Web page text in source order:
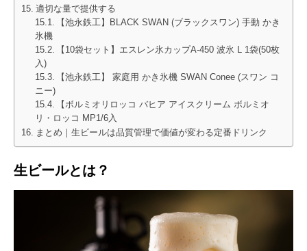
適切な量で提供する
【池永鉄工】BLACK SWAN (ブラックスワン) 手動 かき
氷機
【10袋セット】エスレン氷カップA-450 波氷 L 1袋(50枚
入)
【池永鉄工】 家庭用 かき氷機 SWAN Conee (スワン コ
ニー)
【ボルミオリロッコ バヒア アイスクリーム ボルミオ
リ・ロッコ MP1/6入
まとめ｜生ビールは品質管理で価値が変わる定番ドリンク
生ビールとは？